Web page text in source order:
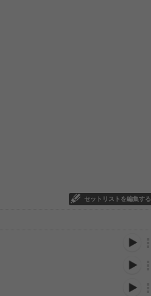
セットリストを編集する